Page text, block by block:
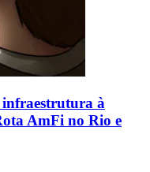
à
AmFi no Rio e